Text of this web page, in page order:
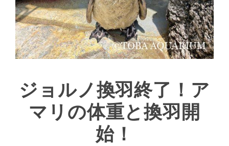
ジョルノ換羽終了！ア
マリの体重と換羽開
始！